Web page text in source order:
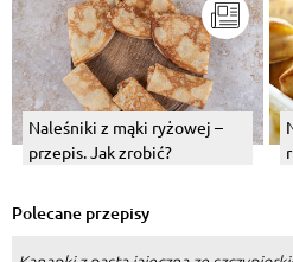
Naleśniki z mąki ryżowej –
przepis. Jak zrobić?
Polecane przepisy